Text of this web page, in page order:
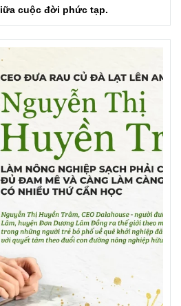
cuộc đời phức tạp.